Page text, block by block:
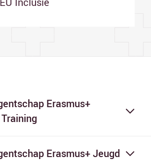
Erasmus+
Erasmus+ Jeugd